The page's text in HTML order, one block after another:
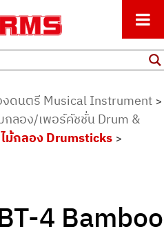
เริ่มต้นถึงมืออาชีพ
งดนตรี Musical Instrument >
ลอง/เพอร์คัชชั่น Drum &
ไม้กลอง Drumsticks >
4 Bamboo